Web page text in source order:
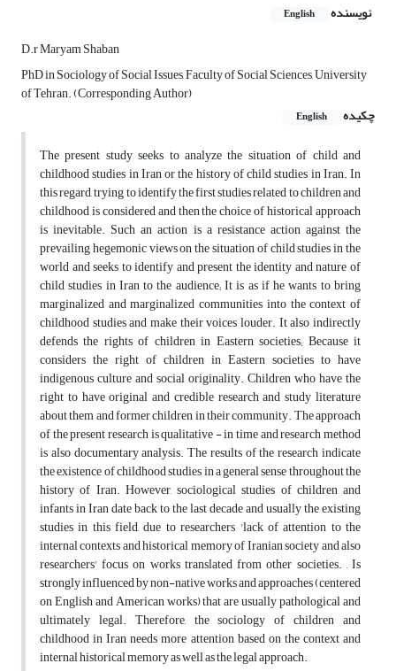
نویسنده English
D.r Maryam Shaban
PhD in Sociology of Social Issues, Faculty of Social Sciences, University
of Tehran. (Corresponding Author)
چکیده
English
The present study seeks to analyze the situation of child and
childhood studies in Iran or the history of child studies in Iran. In
this regard, trying to identify the first studies related to children and
childhood is considered and then the choice of historical approach
is inevitable. Such an action is a resistance action against the
prevailing hegemonic views on the situation of child studies in the
world and seeks to identify and present the identity and nature of
child studies in Iran to the audience; It is as if he wants to bring
marginalized and marginalized communities into the context of
childhood studies and make their voices louder. It also indirectly
defends the rights of children in Eastern societies; Because it
considers the right of children in Eastern societies to have
indigenous culture and social originality. Children who have the
right to have original and credible research and study literature
about them and former children in their community. The approach
of the present research is qualitative - in time and research method
is also documentary analysis. The results of the research indicate
the existence of childhood studies in a general sense throughout the
history of Iran. However, sociological studies of children and
infants in Iran date back to the last decade and usually the existing
studies in this field, due to researchers 'lack of attention to the
internal contexts and historical memory of Iranian society and also
researchers' focus on works translated from other societies. , Is
strongly influenced by non-native works and approaches (centered
on English and American works) that are usually pathological and
ultimately legal. Therefore, the sociology of children and
childhood in Iran needs more attention based on the context and
internal historical memory as well as the legal approach.